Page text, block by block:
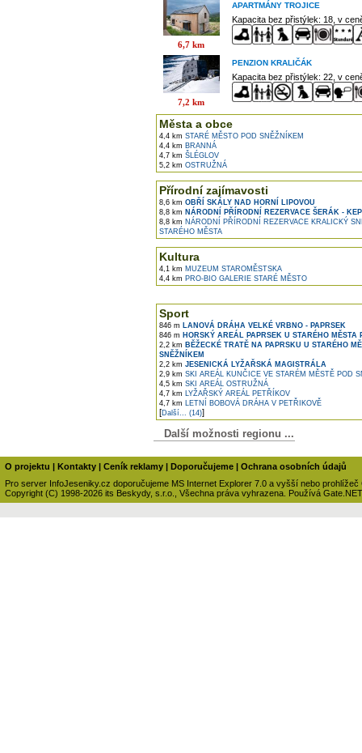
6,7 km
APARTMÁNY TROJICE
Kapacita bez přistýlek: 18, v
7,2 km
PENZION KRALIČÁK
Kapacita bez přistýlek: 22, v
Města a obce
4,4 km STARÉ MĚSTO POD SNĚŽNÍKEM
4,4 km BRANNÁ
4,7 km ŠLÉGLOV
5,2 km OSTRUŽNÁ
Přírodní zajímavosti
8,6 km OBŘÍ SKÁLY NAD HORNÍ LIPOVOU
8,8 km NÁRODNÍ PŘÍRODNÍ REZERVACE ŠERÁK -
8,8 km NÁRODNÍ PŘÍRODNÍ REZERVACE KRALICKÝ
STARÉHO MĚSTA
Kultura
4,1 km MUZEUM STAROMĚSTSKA
4,4 km PRO-BIO GALERIE STARÉ MĚSTO
Sport
846 m LANOVÁ DRÁHA VELKÉ VRBNO - PAPRSEK
846 m HORSKÝ AREÁL PAPRSEK U STARÉHO MĚSTA
2,2 km BĚŽECKÉ TRATĚ NA PAPRSKU U STARÉHO
SNĚŽNÍKEM
2,2 km JESENICKÁ LYŽAŘSKÁ MAGISTRÁLA
2,9 km SKI AREÁL KUNČICE VE STARÉM MĚSTĚ POD
4,5 km SKI AREÁL OSTRUŽNÁ
4,7 km LYŽAŘSKÝ AREÁL PETŘÍKOV
4,7 km LETNÍ BOBOVÁ DRÁHA V PETŘIKOVĚ
[Další... (14)]
Další možnosti regionu ...
O projektu | Kontakty | Ceník reklamy | Doporučujeme | Ochrana osobních údajů
Pro server InfoJeseniky.cz doporučujeme MS Internet Explorer 7.0 a vyšší nebo prohlížeč
Copyright (C) 1998-2026 its Beskydy, s.r.o., Všechna práva vyhrazena. Používá